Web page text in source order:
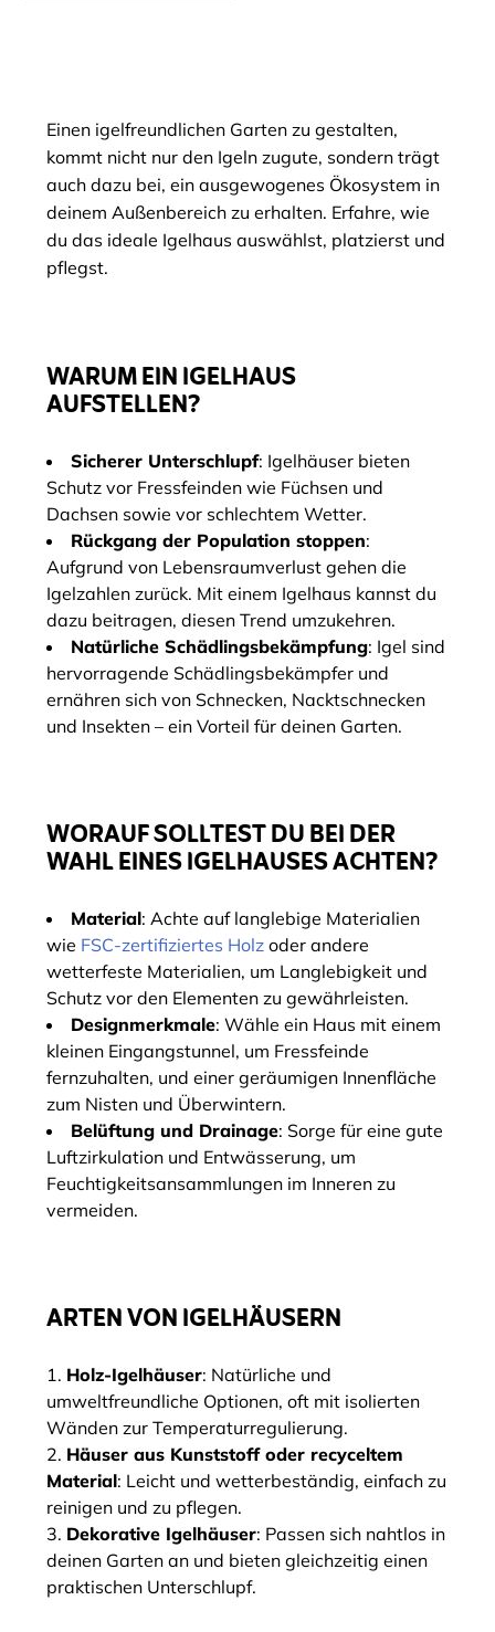
Einen igelfreundlichen Garten zu gestalten,
kommt nicht nur den Igeln zugute, sondern trägt
auch dazu bei, ein ausgewogenes Ökosystem in
deinem Außenbereich zu erhalten. Erfahre, wie
du das ideale Igelhaus auswählst, platzierst und
pflegst.
WARUM EIN IGELHAUS
AUFSTELLEN?
Sicherer Unterschlupf: Igelhäuser bieten
Schutz vor Fressfeinden wie Füchsen und
Dachsen sowie vor schlechtem Wetter.
Rückgang der Population stoppen:
Aufgrund von Lebensraumverlust gehen die
Igelzahlen zurück. Mit einem Igelhaus kannst du
dazu beitragen, diesen Trend umzukehren.
Natürliche Schädlingsbekämpfung: Igel sind
hervorragende Schädlingsbekämpfer und
ernähren sich von Schnecken, Nacktschnecken
und Insekten – ein Vorteil für deinen Garten.
WORAUF SOLLTEST DU BEI DER
WAHL EINES IGELHAUSES ACHTEN?
Material: Achte auf langlebige Materialien
wie FSC-zertifiziertes Holz oder andere
wetterfeste Materialien, um Langlebigkeit und
Schutz vor den Elementen zu gewährleisten.
Designmerkmale: Wähle ein Haus mit einem
kleinen Eingangstunnel, um Fressfeinde
fernzuhalten, und einer geräumigen Innenfläche
zum Nisten und Überwintern.
Belüftung und Drainage: Sorge für eine gute
Luftzirkulation und Entwässerung, um
Feuchtigkeitsansammlungen im Inneren zu
vermeiden.
ARTEN VON IGELHÄUSERN
Holz-Igelhäuser: Natürliche und
umweltfreundliche Optionen, oft mit isolierten
Wänden zur Temperaturregulierung.
Häuser aus Kunststoff oder recyceltem
Material: Leicht und wetterbeständig, einfach zu
reinigen und zu pflegen.
Dekorative Igelhäuser: Passen sich nahtlos in
deinen Garten an und bieten gleichzeitig einen
praktischen Unterschlupf.